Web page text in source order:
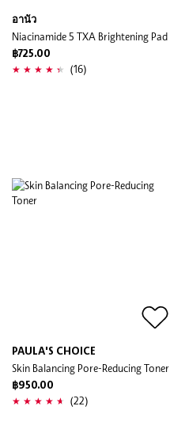
อานัว
Niacinamide 5 TXA Brightening Pad
฿725.00
(16)
PAULA'S CHOICE
Skin Balancing Pore-Reducing Toner
฿950.00
(22)